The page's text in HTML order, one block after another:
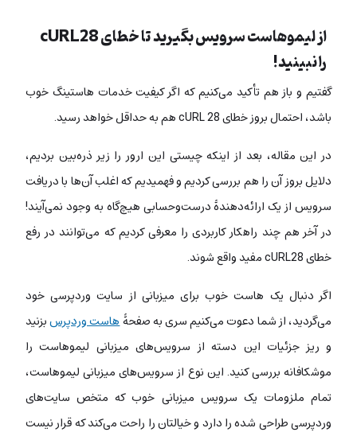
از لیموهاست سرویس بگیرید تا خطای cURL28
را نبینید!
گفتیم و باز هم تأکید می‌کنیم که اگر کیفیت خدمات هاستینگ خوب
باشد، احتمال بروز خطای cURL 28 هم به حداقل خواهد رسید.
در این مقاله، بعد از اینکه چیستی این ارور را زیر ذره‌بین بردیم،
دلایل بروز آن را هم بررسی کردیم و فهمیدیم که اغلب آن‌ها با دریافت
سرویس از یک ارائه‌دهندۀ درست‌وحسابی هیچ‌گاه به وجود نمی‌آیند!
در آخر هم چند راهکار کاربردی را معرفی کردیم که می‌توانند در رفع
خطای cURL28 مفید واقع شوند.
اگر دنبال یک هاست خوب برای میزبانی از سایت وردپرسی خود
می‌گردید، از شما دعوت می‌کنیم سری به صفحۀهاست وردپرسبزنید
و ریز جزئیات این دسته از سرویس‌های میزبانی لیموهاست را
موشکافانه بررسی کنید. این نوع از سرویس‌های میزبانی لیموهاست،
تمام ملزومات یک سرویس میزبانی خوب که متخص سایت‌های
وردپرسی طراحی شده را دارد و خیالتان را راحت می‌کند که قرار نیست